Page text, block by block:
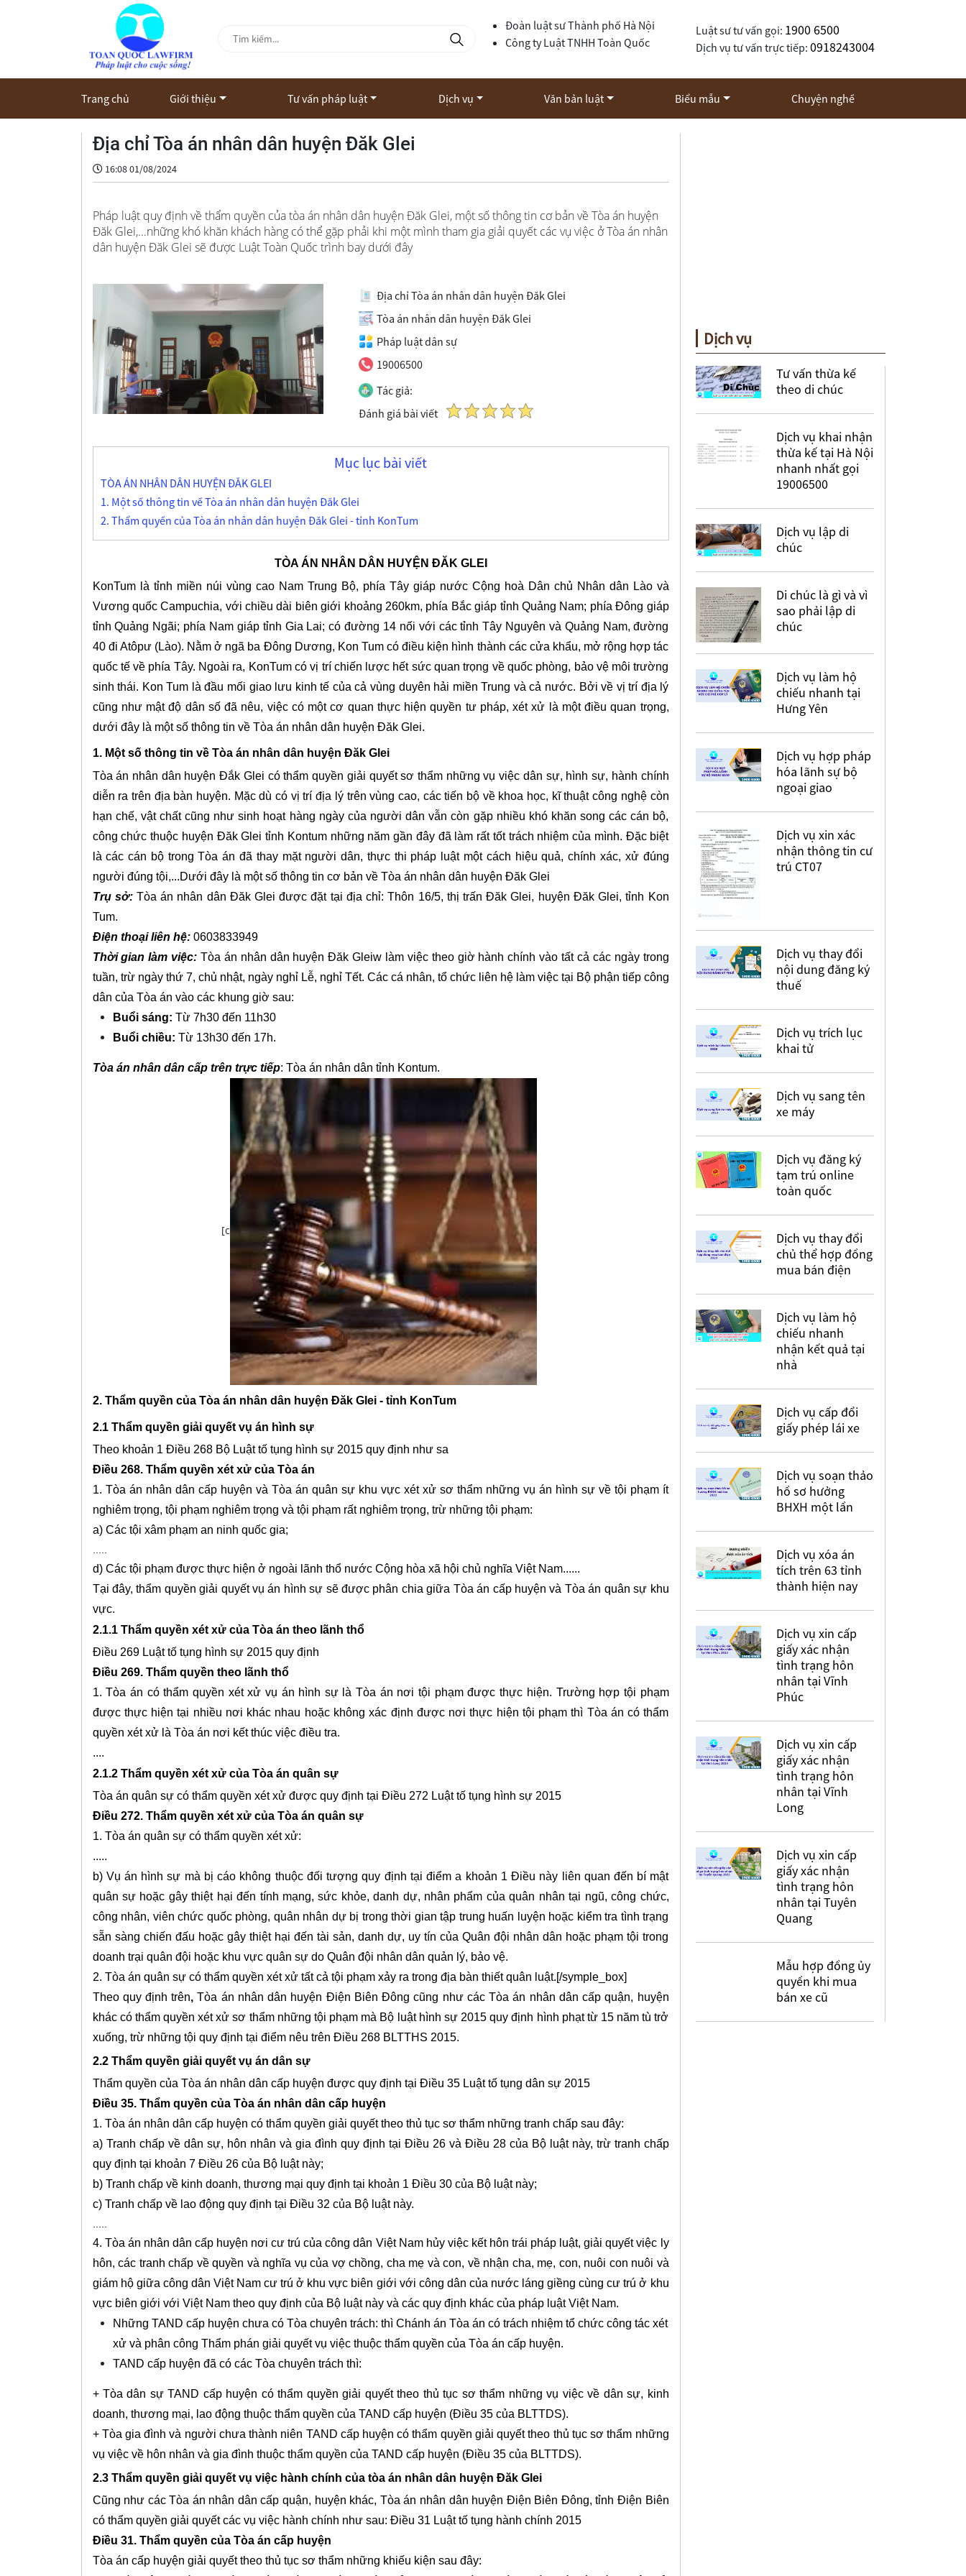
Đoàn luật sư Thành phố Hà Nội
Công ty Luật TNHH Toàn Quốc
Luật sư tư vấn gọi: 1900 6500
Dịch vụ tư vấn trực tiếp: 0918243004
Trang chủ Giới thiệu Tư vấn pháp luật Dịch vụ Văn bản luật Biểu mẫu Chuyện nghề
Địa chỉ Tòa án nhân dân huyện Đăk Glei
16:08 01/08/2024
Pháp luật quy định về thẩm quyền của tòa án nhân dân huyện Đăk Glei, một số thông tin cơ bản về Tòa án huyện
Đăk Glei,...những khó khăn khách hàng có thể gặp phải khi một mình tham gia giải quyết các vụ việc ở Tòa án nhân
dân huyện Đăk Glei sẽ được Luật Toàn Quốc trình bay dưới đây
Địa chỉ Tòa án nhân dân huyện Đăk Glei
Tòa án nhân dân huyện Đăk Glei
Pháp luật dân sự
19006500
Tác giả:
Đánh giá bài viết
Mục lục bài viết
TÒA ÁN NHÂN DÂN HUYỆN ĐĂK GLEI
1. Một số thông tin về Tòa án nhân dân huyện Đăk Glei
2. Thẩm quyền của Tòa án nhân dân huyện Đăk Glei - tỉnh KonTum
TÒA ÁN NHÂN DÂN HUYỆN ĐĂK GLEI
KonTum là tỉnh miền núi vùng cao Nam Trung Bộ, phía Tây giáp nước Cộng hoà Dân chủ Nhân dân Lào và
Vương quốc Campuchia, với chiều dài biên giới khoảng 260km, phía Bắc giáp tỉnh Quảng Nam; phía Đông giáp
tỉnh Quảng Ngãi; phía Nam giáp tỉnh Gia Lai; có đường 14 nối với các tỉnh Tây Nguyên và Quảng Nam, đường
40 đi Atôpư (Lào). Nằm ở ngã ba Đông Dương, Kon Tum có điều kiện hình thành các cửa khẩu, mở rộng hợp tác
quốc tế về phía Tây. Ngoài ra, KonTum có vị trí chiến lược hết sức quan trọng về quốc phòng, bảo vệ môi trường
sinh thái. Kon Tum là đầu mối giao lưu kinh tế của cả vùng duyên hải miền Trung và cả nước. Bởi về vị trí địa lý
cũng như mật độ dân số đã nêu, việc có một cơ quan thực hiện quyền tư pháp, xét xử là một điều quan trọng,
dưới đây là một số thông tin về Tòa án nhân dân huyện Đăk Glei.
1. Một số thông tin về Tòa án nhân dân huyện Đăk Glei
Tòa án nhân dân huyện Đắk Glei có thẩm quyền giải quyết sơ thẩm những vụ việc dân sự, hình sự, hành chính
diễn ra trên địa bàn huyện. Mặc dù có vị trí địa lý trên vùng cao, các tiến bộ về khoa học, kĩ thuật công nghệ còn
hạn chế, vật chất cũng như sinh hoạt hàng ngày của người dân vẫn còn gặp nhiều khó khăn song các cán bộ,
công chức thuộc huyện Đăk Glei tỉnh Kontum những năm gần đây đã làm rất tốt trách nhiệm của mình. Đặc biệt
là các cán bộ trong Tòa án đã thay mặt người dân, thực thi pháp luật một cách hiệu quả, chính xác, xử đúng
người đúng tội,...Dưới đây là một số thông tin cơ bản về Tòa án nhân dân huyện Đăk Glei
Trụ sở: Tòa án nhân dân Đăk Glei được đặt tại địa chỉ: Thôn 16/5, thị trấn Đăk Glei, huyện Đăk Glei, tỉnh Kon
Tum.
Điện thoại liên hệ:0603833949
Thời gian làm việc: Tòa án nhân dân huyện Đăk Gleiw làm việc theo giờ hành chính vào tất cả các ngày trong
tuần, trừ ngày thứ 7, chủ nhật, ngày nghỉ Lễ, nghỉ Tết. Các cá nhân, tổ chức liên hệ làm việc tại Bộ phận tiếp công
dân của Tòa án vào các khung giờ sau:
Buổi sáng: Từ 7h30 đến 11h30
Buổi chiều: Từ 13h30 đến 17h.
Tòa án nhân dân cấp trên trực tiếp: Tòa án nhân dân tỉnh Kontum.
[c
2. Thẩm quyền của Tòa án nhân dân huyện Đăk Glei - tỉnh KonTum
2.1 Thẩm quyền giải quyết vụ án hình sự
Theo khoản 1 Điều 268 Bộ Luật tố tụng hình sự 2015 quy định như sa
Điều 268. Thẩm quyền xét xử của Tòa án
1. Tòa án nhân dân cấp huyện và Tòa án quân sự khu vực xét xử sơ thẩm những vụ án hình sự về tội phạm ít
nghiêm trọng, tội phạm nghiêm trọng và tội phạm rất nghiêm trọng, trừ những tội phạm:
a) Các tội xâm phạm an ninh quốc gia;
d) Các tội phạm được thực hiện ở ngoài lãnh thổ nước Cộng hòa xã hội chủ nghĩa Việt Nam......
Tại đây, thẩm quyền giải quyết vụ án hình sự sẽ được phân chia giữa Tòa án cấp huyện và Tòa án quân sự khu
vực.
2.1.1 Thẩm quyền xét xử của Tòa án theo lãnh thổ
Điều 269 Luật tố tụng hình sự 2015 quy định
Điều 269. Thẩm quyền theo lãnh thổ
1. Tòa án có thẩm quyền xét xử vụ án hình sự là Tòa án nơi tội phạm được thực hiện. Trường hợp tội phạm
được thực hiện tại nhiều nơi khác nhau hoặc không xác định được nơi thực hiện tội phạm thì Tòa án có thẩm
quyền xét xử là Tòa án nơi kết thúc việc điều tra.
....
2.1.2 Thẩm quyền xét xử của Tòa án quân sự
Tòa án quân sự có thẩm quyền xét xử được quy định tại Điều 272 Luật tố tụng hình sự 2015
Điều 272. Thẩm quyền xét xử của Tòa án quân sự
1. Tòa án quân sự có thẩm quyền xét xử:
.....
b) Vụ án hình sự mà bị cáo không thuộc đối tượng quy định tại điểm a khoản 1 Điều này liên quan đến bí mật
quân sự hoặc gây thiệt hại đến tính mạng, sức khỏe, danh dự, nhân phẩm của quân nhân tại ngũ, công chức,
công nhân, viên chức quốc phòng, quân nhân dự bị trong thời gian tập trung huấn luyện hoặc kiểm tra tình trạng
sẵn sàng chiến đấu hoặc gây thiệt hại đến tài sản, danh dự, uy tín của Quân đội nhân dân hoặc phạm tội trong
doanh trại quân đội hoặc khu vực quân sự do Quân đội nhân dân quản lý, bảo vệ.
2. Tòa án quân sự có thẩm quyền xét xử tất cả tội phạm xảy ra trong địa bàn thiết quân luật.[/symple_box]
Theo quy định trên, Tòa án nhân dân huyện Điện Biên Đông cũng như các Tòa án nhân dân cấp quận, huyện
khác có thẩm quyền xét xử sơ thẩm những tội phạm mà Bộ luật hình sự 2015 quy định hình phạt từ 15 năm tù trở
xuống, trừ những tội quy định tại điểm nêu trên Điều 268 BLTTHS 2015.
2.2 Thẩm quyền giải quyết vụ án dân sự
Thẩm quyền của Tòa án nhân dân cấp huyện được quy định tại Điều 35 Luật tố tụng dân sự 2015
Điều 35. Thẩm quyền của Tòa án nhân dân cấp huyện
1. Tòa án nhân dân cấp huyện có thẩm quyền giải quyết theo thủ tục sơ thẩm những tranh chấp sau đây:
a) Tranh chấp về dân sự, hôn nhân và gia đình quy định tại Điều 26 và Điều 28 của Bộ luật này, trừ tranh chấp
quy định tại khoản 7 Điều 26 của Bộ luật này;
b) Tranh chấp về kinh doanh, thương mại quy định tại khoản 1 Điều 30 của Bộ luật này;
c) Tranh chấp về lao động quy định tại Điều 32 của Bộ luật này.
4. Tòa án nhân dân cấp huyện nơi cư trú của công dân Việt Nam hủy việc kết hôn trái pháp luật, giải quyết việc ly
hôn, các tranh chấp về quyền và nghĩa vụ của vợ chồng, cha mẹ và con, về nhận cha, mẹ, con, nuôi con nuôi và
giám hộ giữa công dân Việt Nam cư trú ở khu vực biên giới với công dân của nước láng giềng cùng cư trú ở khu
vực biên giới với Việt Nam theo quy định của Bộ luật này và các quy định khác của pháp luật Việt Nam.
Những TAND cấp huyện chưa có Tòa chuyên trách: thì Chánh án Tòa án có trách nhiệm tổ chức công tác xét
xử và phân công Thẩm phán giải quyết vụ việc thuộc thẩm quyền của Tòa án cấp huyện.
TAND cấp huyện đã có các Tòa chuyên trách thì:
+ Tòa dân sự TAND cấp huyện có thẩm quyền giải quyết theo thủ tục sơ thẩm những vụ việc về dân sự, kinh
doanh, thương mại, lao động thuộc thẩm quyền của TAND cấp huyện (Điều 35 của BLTTDS).
+ Tòa gia đình và người chưa thành niên TAND cấp huyện có thẩm quyền giải quyết theo thủ tục sơ thẩm những
vụ việc về hôn nhân và gia đình thuộc thẩm quyền của TAND cấp huyện (Điều 35 của BLTTDS).
2.3 Thẩm quyền giải quyết vụ việc hành chính của tòa án nhân dân huyện Đăk Glei
Cũng như các Tòa án nhân dân cấp quận, huyện khác, Tòa án nhân dân huyện Điện Biên Đông, tỉnh Điện Biên
có thẩm quyền giải quyết các vụ việc hành chính như sau: Điều 31 Luật tố tụng hành chính 2015
Điều 31. Thẩm quyền của Tòa án cấp huyện
Tòa án cấp huyện giải quyết theo thủ tục sơ thẩm những khiếu kiện sau đây:
Dịch vụ
Tư vấn thừa kế
theo di chúc
Dịch vụ khai nhận
thừa kế tại Hà Nội
nhanh nhất gọi
19006500
Dịch vụ lập di
chúc
Di chúc là gì và vì
sao phải lập di
chúc
Dịch vụ làm hộ
chiếu nhanh tại
Hưng Yên
Dịch vụ hợp pháp
hóa lãnh sự bộ
ngoại giao
Dịch vụ xin xác
nhận thông tin cư
trú CT07
Dịch vụ thay đổi
nội dung đăng ký
thuế
Dịch vụ trích lục
khai tử
Dịch vụ sang tên
xe máy
Dịch vụ đăng ký
tạm trú online
toàn quốc
Dịch vụ thay đổi
chủ thể hợp đồng
mua bán điện
Dịch vụ làm hộ
chiếu nhanh
nhận kết quả tại
nhà
Dịch vụ cấp đổi
giấy phép lái xe
Dịch vụ soạn thảo
hồ sơ hưởng
BHXH một lần
Dịch vụ xóa án
tích trên 63 tỉnh
thành hiện nay
Dịch vụ xin cấp
giấy xác nhận
tình trạng hôn
nhân tại Vĩnh
Phúc
Dịch vụ xin cấp
giấy xác nhận
tình trạng hôn
nhân tại Vĩnh
Long
Dịch vụ xin cấp
giấy xác nhận
tình trạng hôn
nhân tại Tuyên
Quang
Mẫu hợp đồng ủy
quyền khi mua
bán xe cũ